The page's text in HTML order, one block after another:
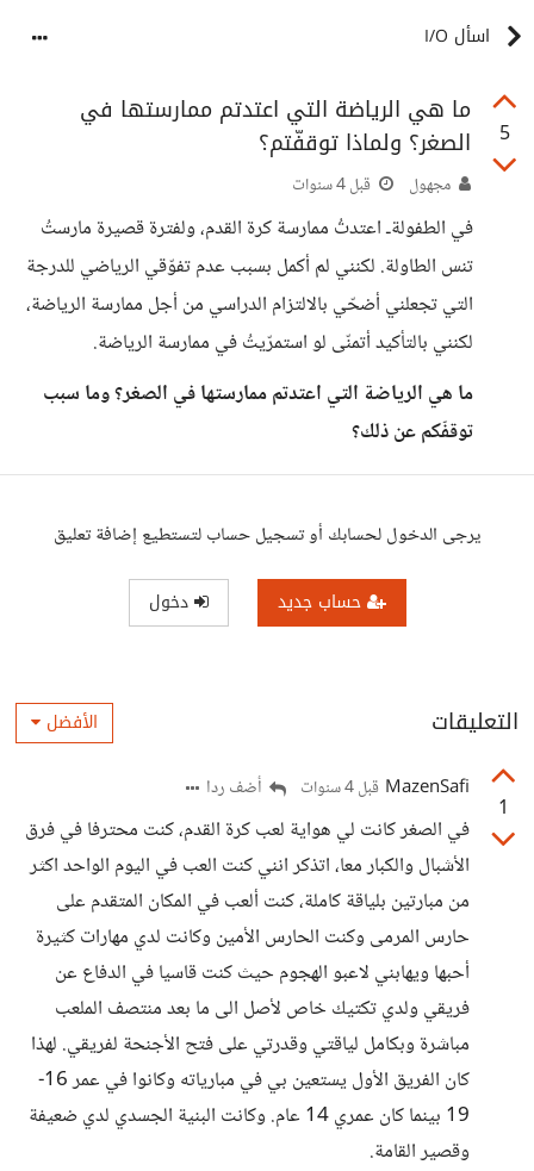
اسأل I/O
5
ما هي الرياضة التي اعتدتم ممارستها في
الصغر؟ ولماذا توقفّتم؟
مجهول قبل 4 سنوات
في الطفولةـ اعتدتُ ممارسة كرة القدم، ولفترة قصيرة مارستُ
تنس الطاولة. لكنني لم أكمل بسبب عدم تفوّقي الرياضي للدرجة
التي تجعلني أضحّي بالالتزام الدراسي من أجل ممارسة الرياضة،
لكنني بالتأكيد أتمنّى لو استمرّيتُ في ممارسة الرياضة.
ما هي الرياضة التي اعتدتم ممارستها في الصغر؟ وما سبب
توقفّكم عن ذلك؟
يرجى الدخول لحسابك أو تسجيل حساب لتستطيع إضافة تعليق
حساب جديد دخول
التعليقات الأفضل
1
MazenSafi قبل 4 سنوات أضف ردا
في الصغر كانت لي هواية لعب كرة القدم، كنت محترفا في فرق
الأشبال والكبار معا، اتذكر انني كنت العب في اليوم الواحد اكثر
من مبارتين بلياقة كاملة، كنت ألعب في المكان المتقدم على
حارس المرمى وكنت الحارس الأمين وكانت لدي مهارات كثيرة
أحبها ويهابني لاعبو الهجوم حيث كنت قاسيا في الدفاع عن
فريقي ولدي تكتيك خاص لأصل الى ما بعد منتصف الملعب
مباشرة وبكامل لياقتي وقدرتي على فتح الأجنحة لفريقي. لهذا
كان الفريق الأول يستعين بي في مبارياته وكانوا في عمر 16-
19 بينما كان عمري 14 عام. وكانت البنية الجسدي لدي ضعيفة
وقصير القامة.